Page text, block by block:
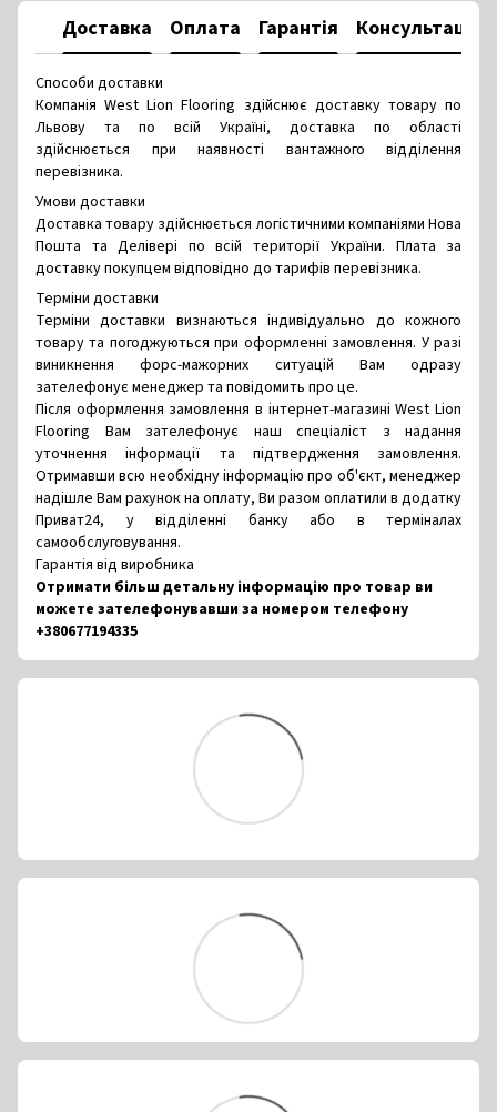
Доставка Оплата Гарантія Консультація
Способи доставки
Компанія West Lion Flooring здійснює доставку товару по
Львову та по всій Україні, доставка по області
здійснюється при наявності вантажного відділення
перевізника.
Умови доставки
Доставка товару здійснюється логістичними компаніями Нова
Пошта та Делівері по всій території України. Плата за
доставку покупцем відповідно до тарифів перевізника.
Терміни доставки
Терміни доставки визнаються індивідуально до кожного
товару та погоджуються при оформленні замовлення. У разі
виникнення форс-мажорних ситуацій Вам одразу
зателефонує менеджер та повідомить про це.
Після оформлення замовлення в інтернет-магазині West Lion
Flooring Вам зателефонує наш спеціаліст з надання
уточнення інформації та підтвердження замовлення.
Отримавши всю необхідну інформацію про об'єкт, менеджер
надішле Вам рахунок на оплату, Ви разом оплатили в додатку
Приват24, у відділенні банку або в терміналах
самообслуговування.
Гарантія від виробника
Отримати більш детальну інформацію про товар ви
можете зателефонувавши за номером телефону
+380677194335